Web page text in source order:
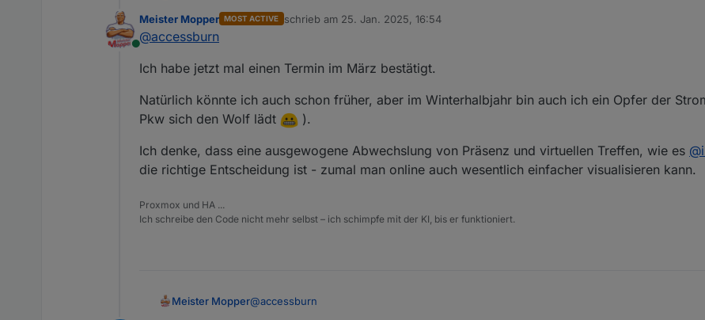
https://nuudel.digitalcourage.de/GmdurdMTyAamyWBp
Online
Meister Mopper MOST ACTIVE schrieb am 25. Jan. 2025, 16:54
zuletzt editiert von
@accessburn
Ich habe jetzt mal einen Termin im März bestätigt.
Natürlich könnte ich auch schon früher, aber im Winterhalbjahr bin auch ich ein Opfer der
Pkw sich den Wolf lädt
).
Ich denke, dass eine ausgewogene Abwechslung von Präsenz und virtuellen Treffen, wie es @
die richtige Entscheidung ist - zumal man online auch wesentlich einfacher visualisieren kann.
Proxmox und HA ...
Ich schreibe den Code nicht mehr selbst – ich schimpfe mit der KI, bis er funktioniert.
Meister Mopper@accessburn